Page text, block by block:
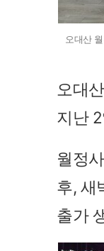
오대
오대
지난
월정
후, 새
출가